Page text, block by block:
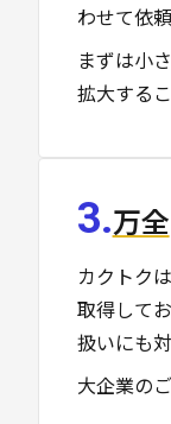
わせて依
まずは小
拡大する
3.万全
カクトクは
取得して
扱いにも
大企業の